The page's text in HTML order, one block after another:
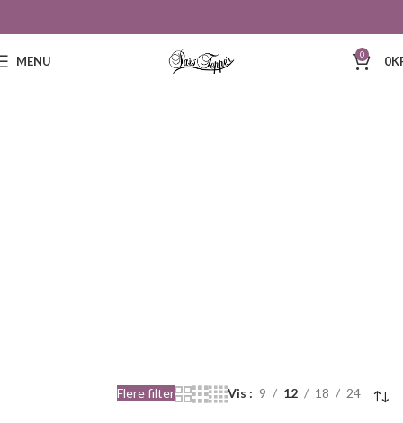
MENU 0 0
Flere filter Vis 9 12 18 24